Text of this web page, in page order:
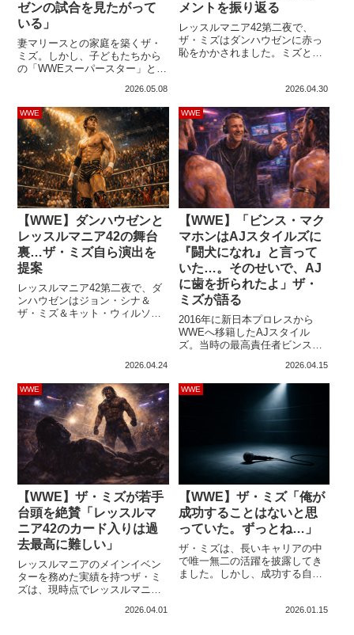
ゼンの試合を見たがって
いる」
妻マリースとの家庭を築くザ・
ミズ。しかし、子どもたちから
の「WWEスーパースター」とし
うなものではないようで…。夫
婦には2人の娘がおり、SNSなど
で幸せな家族の姿を公開してい
ます。しかし、娘は父と争うダ
ンハウゼンの大ファン。最新の
インタビューで、ミズはダンハ
ウゼンへの恨み節をぶちまけま
した。ダンハウゼン、お前は俺
が娘に買ってやった...
2026.05.08
メントを振り返る
レッスルマニア42第二夜で、
ザ・ミズはダンハウゼンに赤っ
恥をかかされました。ミズとキ
がったジョン・シナとのセグメ
ウゼン（ミゼットプロレス団体
のレスラーたち）」を従えた段
ハウゼンが現れ、ミズにローブ
ローとファイブ・ナックル・シ
ャッフルを決めKOしました。そ
して、リトルハウゼンた...
2026.04.30
WWE
【WWE】ダンハウゼンと
レッスルマニア42の舞台
裏…ザ・ミズ自ら演出を
提案
レッスルマニア42第二夜で、ダ
ンハウゼンはジョン・シナ＆
ザ・ミズ＆キット・ウィルソン
した彼は、ミズやウィルソンと
ァンを沸かせました。ダンハウ
ゼンの攻撃後にミゼットレスラ
ーたちがザ・ミズをリングから
運び出すというシーンが印象に
残っているWWEユニバース...
2026.04.24
WWE
【WWE】「ビンス・マク
マホンはAJスタイルズに
『闘犬になれ』と言って
いた…。そのせいで、AJ
に歯を折られたよ」ザ・
ミズが語る
2016年に新日本プロレスから
WWEへ移籍したAJスタイル
ズ。当時の最高責任者ビンス・
から高かったわけではありませ
ん。WWEのライバル団体TNAの
トップレスラーとして大活躍し
ていたAJですが、彼曰く「ビン
スは俺のことをよく知らなかっ
た」ようで、評価を勝ち取るま
でにはそれなりの苦労がありま
した。その過程で、彼は仲間た
ちに大ダメージを...
2026.04.15
WWE
【WWE】ザ・ミズが若手
台頭を絶賛「レッスルマ
ニア42のカード入りは過
去最高に難しい」
レッスルマニアのメインイベン
ターを務めた実績を持つザ・ミ
ズは、現時点でレッスルマニア
ん。彼自身、全力でチャンスを
2026.04.01
WWE
【WWE】ザ・ミズ「俺が
成功することはないと思
っていた。ずっとね…」
ザ・ミズは、長いキャリアの中
で唯一無二の活躍を披露してき
ました。しかし、成功する自信
ティ番組に出演していた…とい
2026.01.15